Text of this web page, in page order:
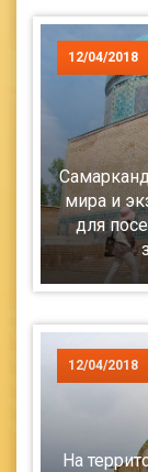
12/04/2018
мира и
для
12/04/2018
На